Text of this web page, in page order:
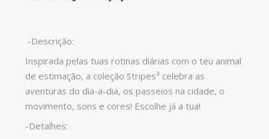
-Descrição:
Inspirada pelas tuas rotinas diárias com o teu animal
de estimação, a coleção Stripes³ celebra as
aventuras do dia-a-dia, os passeios na cidade, o
movimento, sons e cores! Escolhe já a tua!
-Detalhes: